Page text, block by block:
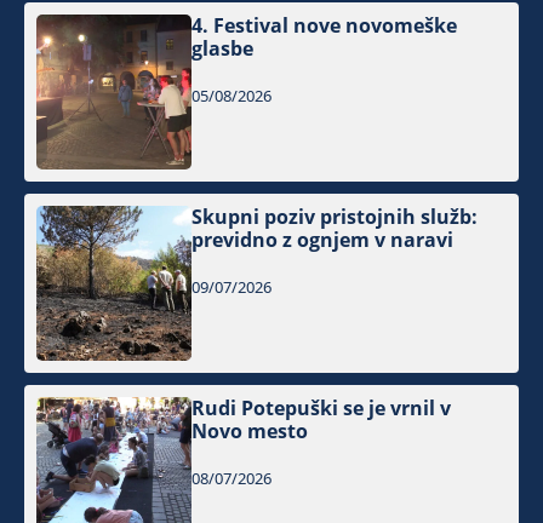
4. Festival nove novomeške
glasbe
05/08/2026
Skupni poziv pristojnih služb:
previdno z ognjem v naravi
09/07/2026
Rudi Potepuški se je vrnil v
Novo mesto
08/07/2026